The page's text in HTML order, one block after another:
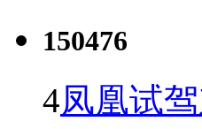
150476
4凤凰试